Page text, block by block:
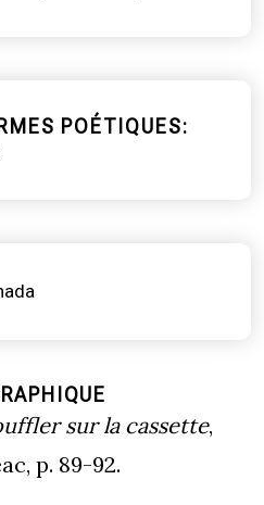
POÉTIQUES
sur la cassette,
p. 89-92.